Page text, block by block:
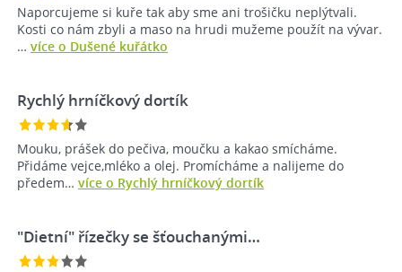
Naporcujeme si kuře tak aby sme ani trošičku neplýtvali.
Kosti co nám zbyli a maso na hrudi mužeme použít na vývar.
… více o Dušené kuřátko
Rychlý hrníčkový dortík
Mouku, prášek do pečiva, moučku a kakao smícháme.
Přidáme vejce,mléko a olej. Promícháme a nalijeme do
předem… více o Rychlý hrníčkový dortík
"Dietní" řízečky se šťouchanými…